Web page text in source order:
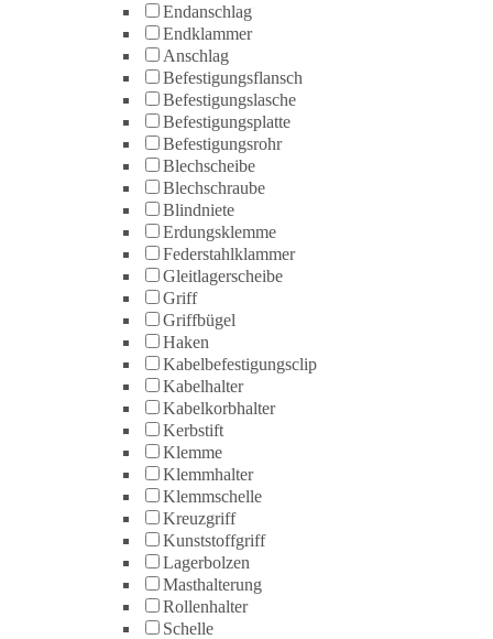
Endanschlag
Endklammer
Anschlag
Befestigungsflansch
Befestigungslasche
Befestigungsplatte
Befestigungsrohr
Blechscheibe
Blechschraube
Blindniete
Erdungsklemme
Federstahlklammer
Gleitlagerscheibe
Griff
Griffbügel
Haken
Kabelbefestigungsclip
Kabelhalter
Kabelkorbhalter
Kerbstift
Klemme
Klemmhalter
Klemmschelle
Kreuzgriff
Kunststoffgriff
Lagerbolzen
Masthalterung
Rollenhalter
Schelle